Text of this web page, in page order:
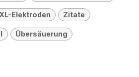
Elektroden Zitate
Übersäuerung